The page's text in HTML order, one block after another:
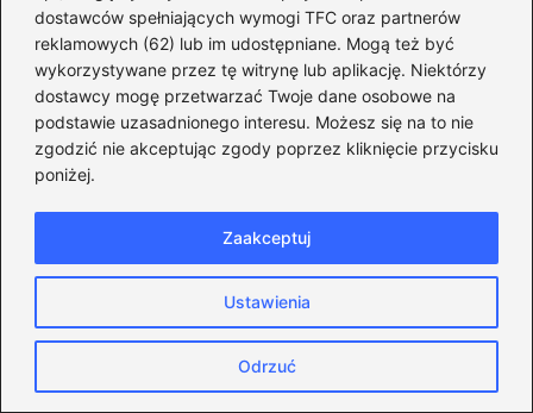
dostawców spełniających wymogi TFC oraz partnerów
reklamowych (62) lub im udostępniane. Mogą też być
wykorzystywane przez tę witrynę lub aplikację. Niektórzy
dostawcy mogę przetwarzać Twoje dane osobowe na
podstawie uzasadnionego interesu. Możesz się na to nie
zgodzić nie akceptując zgody poprzez kliknięcie przycisku
poniżej.
Ustawienia
Odrzuć
Zaakceptuj
Borys Budka: odkryj kulisy jego